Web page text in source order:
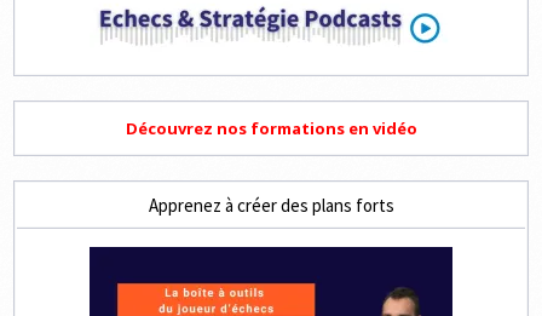
Découvrez nos formations en vidéo
Apprenez à créer des plans forts